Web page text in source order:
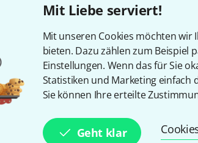
Mit Liebe serviert!
Mit unseren Cookies möchten wir
bieten. Dazu zählen zum Beispiel
Einstellungen. Wenn das für Sie
Statistiken und Marketing einfach
Sie können Ihre erteilte
Geht klar
neuer, Mac OS X 10.8 oder neuer)